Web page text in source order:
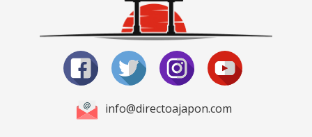
info@directoajapon.com